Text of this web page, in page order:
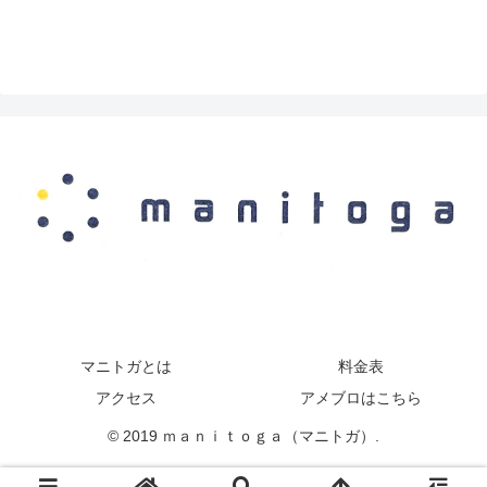
マニトガとは
料金表
アクセス
アメブロはこちら
© 2019 ｍａｎｉｔｏｇａ（マニトガ）.